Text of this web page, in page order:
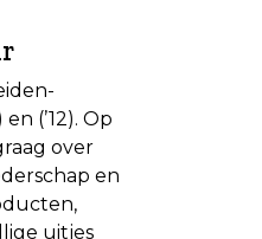
(’12). Op
over
en
uitjes